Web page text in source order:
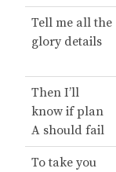
Tell me all the
glory details
Then I’ll
know if plan
A should fail
To take you